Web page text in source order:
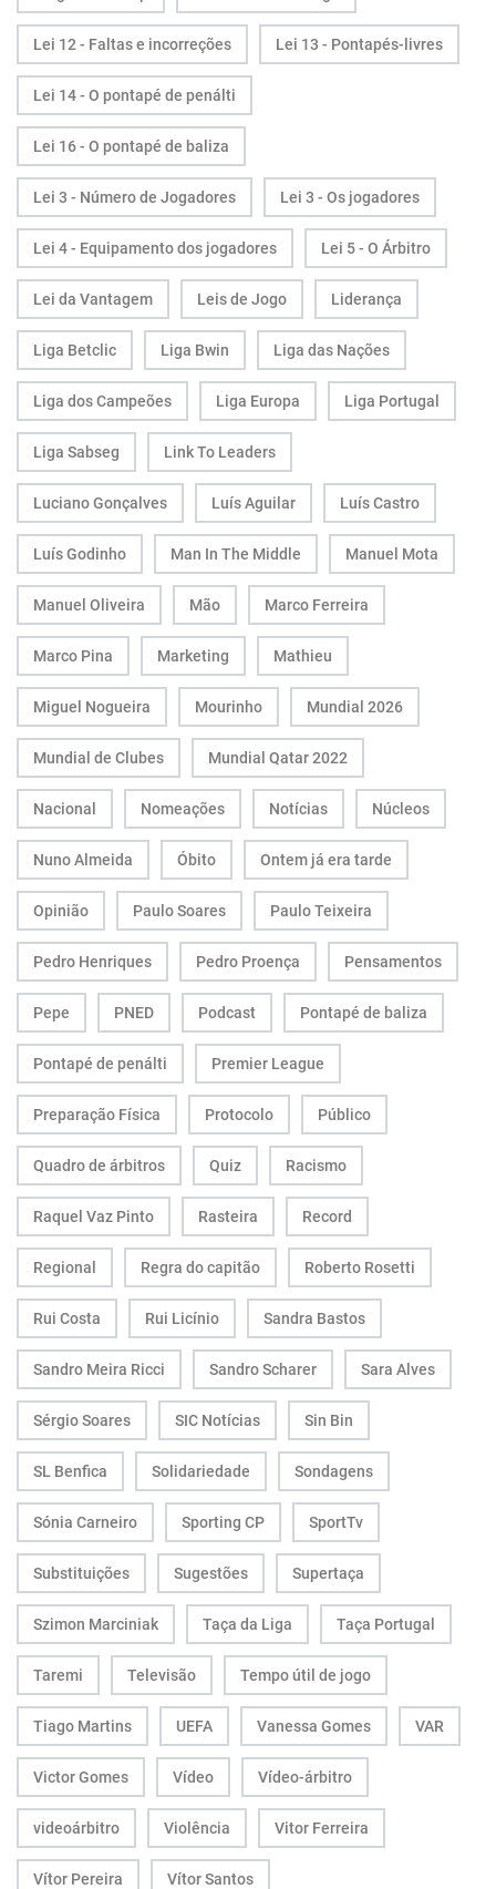
Lei 12 - Faltas e incorreções Lei 13 - Pontapés-livres
Lei 14 - O pontapé de penálti
Lei 16 - O pontapé de baliza
Lei 3 - Número de Jogadores Lei 3 - Os jogadores
Lei 4 - Equipamento dos jogadores Lei 5 - O Árbitro
Lei da Vantagem Leis de Jogo Liderança
Liga Betclic Liga Bwin Liga das Nações
Liga dos Campeões Liga Europa Liga Portugal
Liga Sabseg Link To Leaders
Luciano Gonçalves Luís Aguilar Luís Castro
Luís Godinho Man In The Middle Manuel Mota
Manuel Oliveira Mão Marco Ferreira
Marco Pina Marketing Mathieu
Miguel Nogueira Mourinho Mundial 2026
Mundial de Clubes Mundial Qatar 2022
Nacional Nomeações Notícias Núcleos
Nuno Almeida Óbito Ontem já era tarde
Opinião Paulo Soares Paulo Teixeira
Pedro Henriques Pedro Proença Pensamentos
Pepe PNED Podcast Pontapé de baliza
Pontapé de penálti Premier League
Preparação Física Protocolo Público
Quadro de árbitros Quiz Racismo
Raquel Vaz Pinto Rasteira Record
Regional Regra do capitão Roberto Rosetti
Rui Costa Rui Licínio Sandra Bastos
Sandro Meira Ricci Sandro Scharer Sara Alves
Sérgio Soares SIC Notícias Sin Bin
SL Benfica Solidariedade Sondagens
Sónia Carneiro Sporting CP SportTv
Substituições Sugestões Supertaça
Szimon Marciniak Taça da Liga Taça Portugal
Taremi Televisão Tempo útil de jogo
Tiago Martins UEFA Vanessa Gomes VAR
Victor Gomes Vídeo Vídeo-árbitro
videoárbitro Violência Vitor Ferreira
Vítor Pereira Vítor Santos